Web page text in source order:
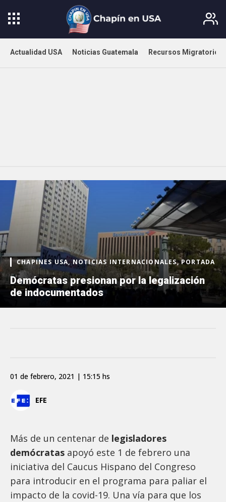
Actualidad USA Noticias Guatemala Recursos Migratorios
CHAPINES USA, NOTICIAS INTERNACIONALES, PORTADA
Demócratas presionan por la legalización
de indocumentados
EFE
01 de febrero, 2021 | 15:15 hs
Más de un centenar de legisladores
demócratas apoyó este 1 de febrero una
iniciativa del Caucus Hispano del Congreso
para introducir en el programa para paliar el
impacto de la covid-19. Una vía para que los